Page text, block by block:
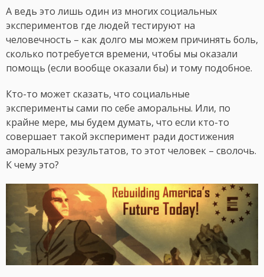
А ведь это лишь один из многих социальных
экспериментов где людей тестируют на
человечность – как долго мы можем причинять боль,
сколько потребуется времени, чтобы мы оказали
помощь (если вообще оказали бы) и тому подобное.
Кто-то может сказать, что социальные
эксперименты сами по себе аморальны. Или, по
крайне мере, мы будем думать, что если кто-то
совершает такой эксперимент ради достижения
аморальных результатов, то этот человек – сволочь.
К чему это?